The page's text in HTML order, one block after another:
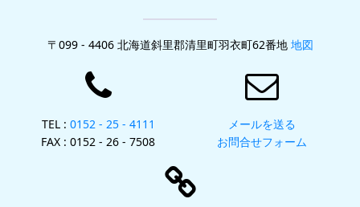
〒099 - 4406 北海道斜里郡清里町羽衣町62番地 地図
TEL : 0152 - 25 - 4111
FAX : 0152 - 26 - 7508
メールを送る
お問合せフォーム